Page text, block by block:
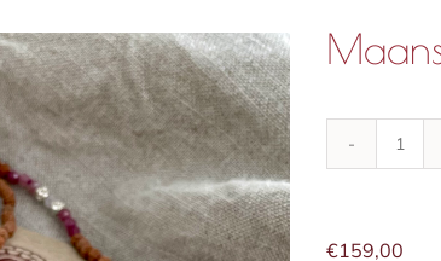
€159,00